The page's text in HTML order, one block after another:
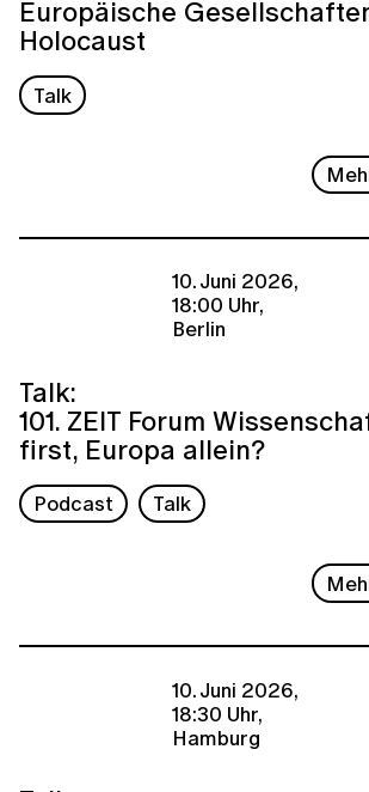
Europäische
Holocaust
Talk
10. Juni 2026,
18:00 Uhr,
Berlin
Talk:
101. ZEIT Forum
first, Europa allein?
Podcast Talk
10. Juni 2026,
18:30 Uhr,
Hamburg